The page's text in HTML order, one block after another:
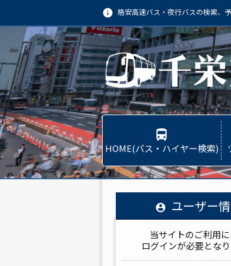
info 格安高速バス・夜行バスの検索、
directions_bus
HOME(バス・ハイヤー検索)
account_circle ユーザー
当サイトのご利用に
ログインが必要となり